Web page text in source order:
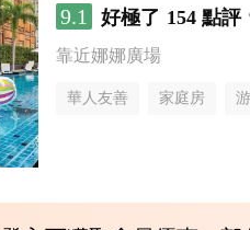
9.1 好極了 154 點評
靠近娜娜廣場
華人友善 家庭房